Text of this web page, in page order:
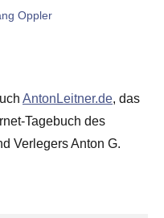
Oppler
AntonLeitner.de, das
Tagebuch des
Verlegers Anton G.